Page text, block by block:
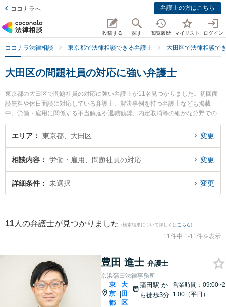
ココナラへ 弁護士の方はこちら
投稿する 探す 閲覧履歴 マイリスト ログイン
ココナラ法律相談 東京都で法律相談できる弁護士 大田区で法律相談で
大田区の問題社員の対応に強い弁護士
東京都の大田区で問題社員の対応に強い弁護士が11名見つかりました。初回面
談無料や休日面談に対応している弁護士、解決事例を持つ弁護士なども掲載
中。労働・雇用に関係する不当解雇や退職勧奨、内定取消等の細かな分野での
絞り込み検索もでき便利です。特に京浜蒲田法律事務所の豊田 進士弁護士や法
律事務所アヴァンティの平井 雄三弁護士、RHA法律事務所の原 悠太弁護士のプ
『問題社員の対応のトラブル解決の実績豊富な近くの弁護士を検索したい』
『初回相談無料で問題社員の対応を法律相談できる大田区内の弁護士に相談予
約したい』などでお困りの相談者さんにおすすめです。
エリア 東京都、大田区 変更
相談内容 労働・雇用、問題社員の対応 変更
詳細条件 未選択 変更
11 人の弁護士が見つかりました (検索結果について詳しくは こちら)
11件中 1-11件を表示
豊田 進士 弁護士
京浜蒲田法律事務所
東
京
都
|
大
田
区
蒲田駅 か
ら徒歩3分
営業時間：09:00~2
1:00（平日）